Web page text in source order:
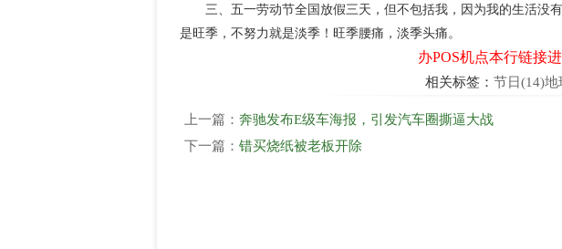
三、五一劳动节全国放假三天，但不包括我，因为我的生活没
是旺季，不努力就是淡季！旺季腰痛，淡季头痛。
办POS机点本行链接进
相关标签： 节日(14)地
上一篇： 奔驰发布E级车海报，引发汽车圈撕逼大战
下一篇： 错买烧纸被老板开除